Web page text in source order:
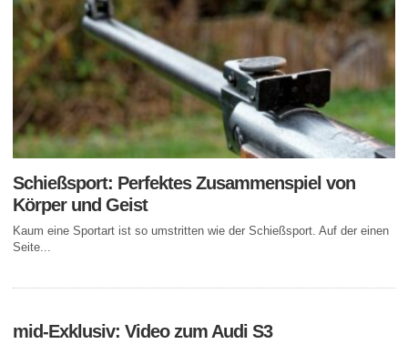
Schießsport: Perfektes Zusammenspiel von
Körper und Geist
Kaum eine Sportart ist so umstritten wie der Schießsport. Auf der einen
Seite...
mid-Exklusiv: Video zum Audi S3